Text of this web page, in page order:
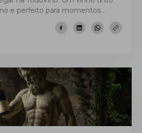
e perfeito para momentos